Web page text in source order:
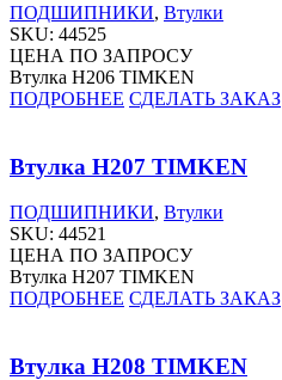
ПОДШИПНИКИ, Втулки
SKU: 44525
ЦЕНА ПО ЗАПРОСУ
Втулка H206 TIMKEN
ПОДРОБНЕЕ СДЕЛАТЬ ЗАКАЗ
Втулка H207 TIMKEN
ПОДШИПНИКИ, Втулки
SKU: 44521
ЦЕНА ПО ЗАПРОСУ
Втулка H207 TIMKEN
ПОДРОБНЕЕ СДЕЛАТЬ ЗАКАЗ
Втулка H208 TIMKEN